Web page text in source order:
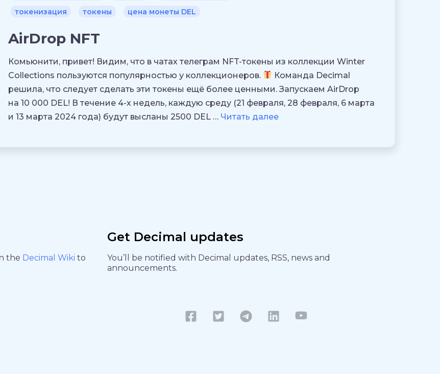
токенизация
токены цена монеты DEL
AirDrop NFT
Комьюнити, привет! Видим, что в чатах телеграм NFT-токены из коллекции Winter
Collections пользуются популярностью у коллекционеров.
Команда Decimal
решила, что следует сделать эти токены ещё более ценными. Запускаем AirDrop
на 10 000 DEL! В течение 4-х недель, каждую среду (21 февраля, 28 февраля, 6 марта
и 13 марта 2024 года) будут высланы 2500 DEL … Читать далее
the Decimal Wiki to
Get Decimal updates
You’ll be notified with Decimal updates, RSS, news and
announcements.